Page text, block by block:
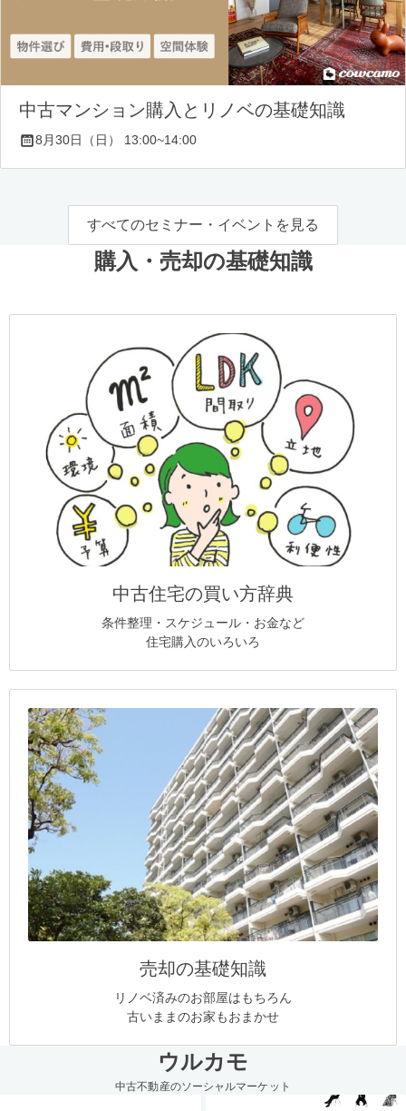
中古マンション購入とリノベの基礎知識
8月30日（日） 13:00~14:00
すべてのセミナー・イベントを見る
購入・売却の基礎知識
中古住宅の買い方辞典
条件整理・スケジュール・お金など
住宅購入のいろいろ
売却の基礎知識
リノベ済みのお部屋はもちろん
古いままのお家もおまかせ
ウルカモ
中古不動産のソーシャルマーケット